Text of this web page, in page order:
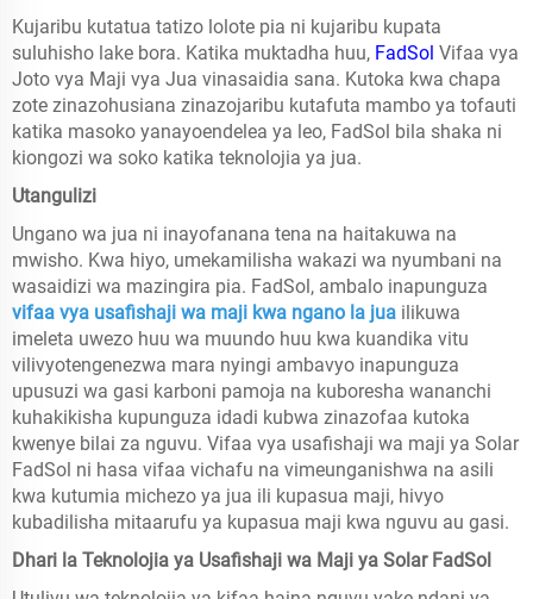
Kujaribu kutatua tatizo lolote pia ni kujaribu kupata
suluhisho lake bora. Katika muktadha huu, FadSol Vifaa vya
Joto vya Maji vya Jua vinasaidia sana. Kutoka kwa chapa
zote zinazohusiana zinazojaribu kutafuta mambo ya tofauti
katika masoko yanayoendelea ya leo, FadSol bila shaka ni
kiongozi wa soko katika teknolojia ya jua.
Utangulizi
Ungano wa jua ni inayofanana tena na haitakuwa na
mwisho. Kwa hiyo, umekamilisha wakazi wa nyumbani na
wasaidizi wa mazingira pia. FadSol, ambalo inapunguza
vifaa vya usafishaji wa maji kwa ngano la jua ilikuwa
imeleta uwezo huu wa muundo huu kwa kuandika vitu
vilivyotengenezwa mara nyingi ambavyo inapunguza
upusuzi wa gasi karboni pamoja na kuboresha wananchi
kuhakikisha kupunguza idadi kubwa zinazofaa kutoka
kwenye bilai za nguvu. Vifaa vya usafishaji wa maji ya Solar
FadSol ni hasa vifaa vichafu na vimeunganishwa na asili
kwa kutumia michezo ya jua ili kupasua maji, hivyo
kubadilisha mitaarufu ya kupasua maji kwa nguvu au gasi.
Dhari la Teknolojia ya Usafishaji wa Maji ya Solar FadSol